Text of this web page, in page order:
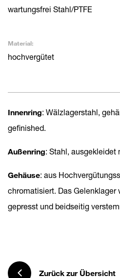
wartungsfrei Stahl/PTFE
Material:
hochvergütet
Innenring: Wälzlagerstahl,
gefinished.
Außenring: Stahl, ausgekleidet
Gehäuse: aus
chromatisiert. Das Gelenklager
gepresst und beidseitig
Zurück zur Übersicht